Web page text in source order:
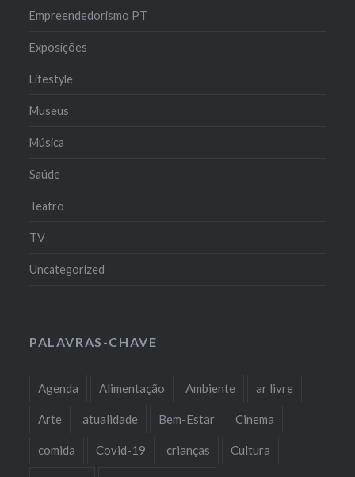
Empreendedorismo PT
Exposições
Lifestyle
Museus
Música
Saúde
Teatro
TV
Uncategorized
PALAVRAS-CHAVE
Agenda Alimentação Ambiente ar livre
Arte atualidade Bem-Estar Cinema
comida Covid-19 crianças Cultura